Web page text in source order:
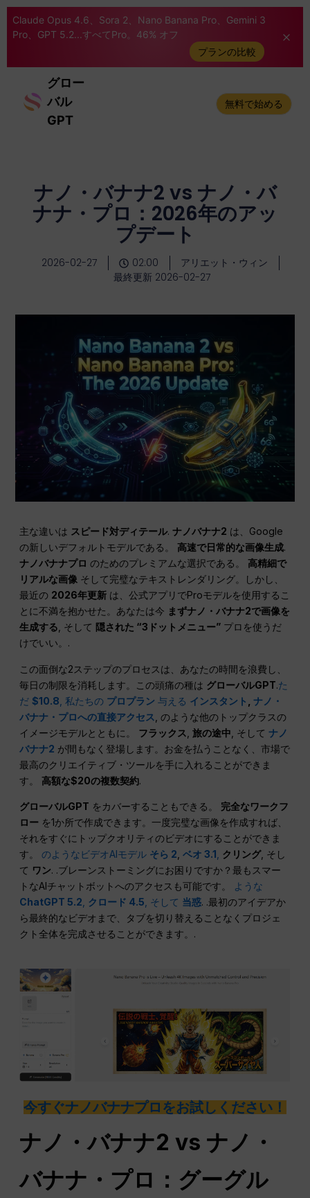
Claude Opus 4.6、Sora 2、Nano Banana Pro、Gemini 3
Pro、GPT 5.2...すべてPro。46% オフ
プランの比較
グロー
バル
GPT
無料で始める
ナノ・バナナ2 vs ナノ・バ
ナナ・プロ：2026年のアッ
プデート
2026-02-27 02:00
アリエット・ウィン
最終更新 2026-02-27
主な違いは スピード対ディテール.ナノバナナ2 は、Google
の新しいデフォルトモデルである。高速で日常的な画像生成.
ナノバナナプロ のためのプレミアムな選択である。高精細で
リアルな画像 そして完璧なテキストレンダリング。しかし、
最近の 2026年更新 は、公式アプリでProモデルを使用するこ
とに不満を抱かせた。あなたは今 まずナノ・バナナ2で画像を
生成する , そして 隠された “3ドットメニュー” プロを使うだ
けでいい。.
この面倒な2ステップのプロセスは、あなたの時間を浪費し、
毎日の制限を消耗します。この頭痛の種は グローバルGPT.た
だ$10.8 , 私たちの プロプラン 与える インスタント ,ナノ・
バナナ・プロへの直接アクセス , のような他のトップクラスの
イメージモデルとともに。 フラックス ,旅の途中 , そしてナノ
バナナ2 が間もなく登場します。お金を払うことなく、市場で
最高のクリエイティブ・ツールを手に入れることができま
す。高額な$20の複数契約.
グローバルGPT をカバーすることもできる。 完全なワークフ
ロー を1か所で作成できます。一度完璧な画像を作成すれば、
それをすぐにトップクオリティのビデオにすることができま
す。のようなビデオAIモデル そら 2 ,ベオ 3.1 クリング, そし
て ワン. .ブレーンストーミングにお困りですか？最もスマー
トなAIチャットボットへのアクセスも可能です。 ような
ChatGPT 5.2
クロード 4.5 そして 当惑. .最初のアイデアか
ら最終的なビデオまで、タブを切り替えることなくプロジェ
クト全体を完成させることができます。.
今すぐナノバナナプロをお試しください！
ナノ・バナナ2 vs ナノ・
バナナ・プロ：グーグル